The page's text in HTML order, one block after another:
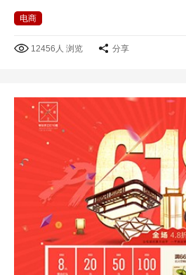
电商
12456人 浏览 分享